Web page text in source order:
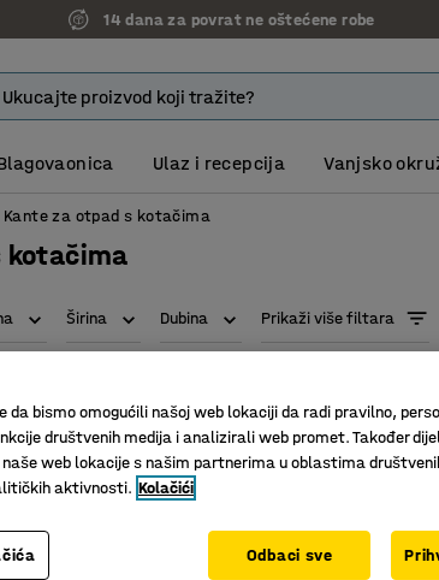
14 dana za povrat ne oštećene robe
Ulaz i recepcija Vanjsko
Kante za otpad s kotačima
kotačima
Širina Dubina Prikaži više filtara
da bismo omogućili našoj web lokaciji da radi pravilno,
društvenih medija i analizirali web promet. Također
web lokacije s našim partnerima u oblastima
aktivnosti. Kolačići
Odbaci sve